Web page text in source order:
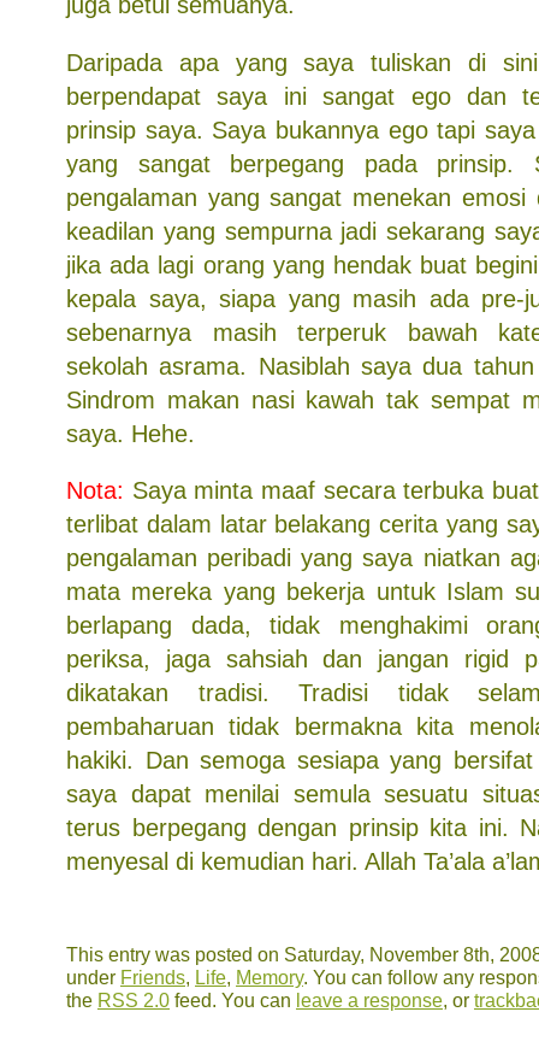
Daripada apa yang saya tuliskan di
berpendapat saya ini sangat ego dan
prinsip saya. Saya bukannya ego tapi
yang sangat berpegang pada prinsip.
pengalaman yang sangat menekan emosi
keadilan yang sempurna jadi sekarang
jika ada lagi orang yang hendak buat
kepala saya, siapa yang masih ada pre-
sebenarnya masih terperuk bawah
sekolah asrama. Nasiblah saya dua
Sindrom makan nasi kawah tak sempat
saya. Hehe.
Nota: Saya minta maaf secara terbuka
terlibat dalam latar belakang cerita yang
pengalaman peribadi yang saya niatkan
mata mereka yang bekerja untuk Islam
berlapang dada, tidak menghakimi
periksa, jaga sahsiah dan jangan rigid
dikatakan tradisi. Tradisi tidak
pembaharuan tidak bermakna kita
hakiki. Dan semoga sesiapa yang
saya dapat menilai semula sesuatu
terus berpegang dengan prinsip kita ini.
menyesal di kemudian hari. Allah Ta’ala
This entry was posted on Saturday, November 8th,
under Friends Life Memory. You can follow any
the RSS 2.0 feed. You can leave a response , or